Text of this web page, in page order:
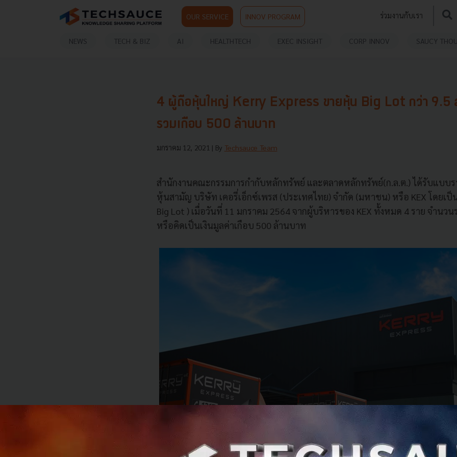
OUR SERVICE INNOV PROGRAM ร่วมงานกับเรา
NEWS TECH & BIZ AI HEALTHTECH EXEC INSIGHT CORP INNOV SAUCY
4 ผู้ถือหุ้นใหญ่ Kerry Express ขายหุ้น Big Lot กว่า 9.5
รวมเกือบ 500 ล้านบาท
มกราคม 12, 2021 | By Techsauce Team
สำนักงานคณะกรรมการกำกับหลักทรัพย์ และตลาดหลักทรัพย์(ก.ล.ต.) ได้รับแบบร
หุ้นสามัญ บริษัท เคอรี่เอ็กซ์เพรส (ประเทศไทย) จำกัด (มหาชน) หรือ KEX โดยเ
Big Lot ) เมื่อวันที่ 11 มกราคม 2564 จากผู้บริหารของ KEX ทั้งหมด 4 ราย จำนว
หรือคิดเป็นเงินมูลค่าเกือบ 500 ล้านบาท